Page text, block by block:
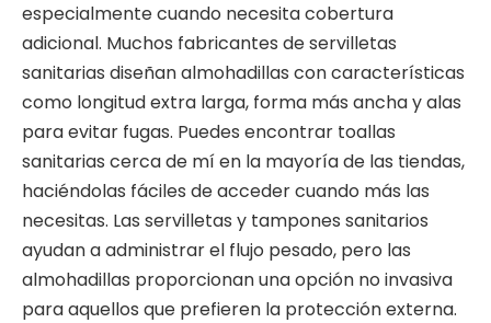
especialmente cuando necesita cobertura
adicional. Muchos fabricantes de servilletas
sanitarias diseñan almohadillas con características
como longitud extra larga, forma más ancha y alas
para evitar fugas. Puedes encontrar toallas
sanitarias cerca de mí en la mayoría de las tiendas,
haciéndolas fáciles de acceder cuando más las
necesitas. Las servilletas y tampones sanitarios
ayudan a administrar el flujo pesado, pero las
almohadillas proporcionan una opción no invasiva
para aquellos que prefieren la protección externa.